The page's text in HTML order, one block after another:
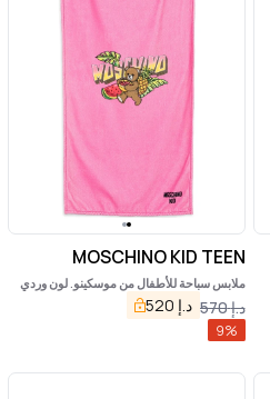
MOSCHINO KID TEEN
ملابس سباحة للأطفال من موسكينو. لون وردي
د.إ570 د.إ 520
9%